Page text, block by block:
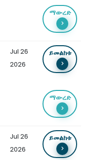
ማውረድ
Jul 26
2026
ይመልከቱ
ማውረድ
Jul 26
2026
ይመልከቱ